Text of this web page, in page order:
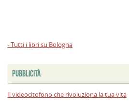
- Tutti i libri su Bologna
PUBBLICITÀ
Il videocitofono che rivoluziona la tua vita